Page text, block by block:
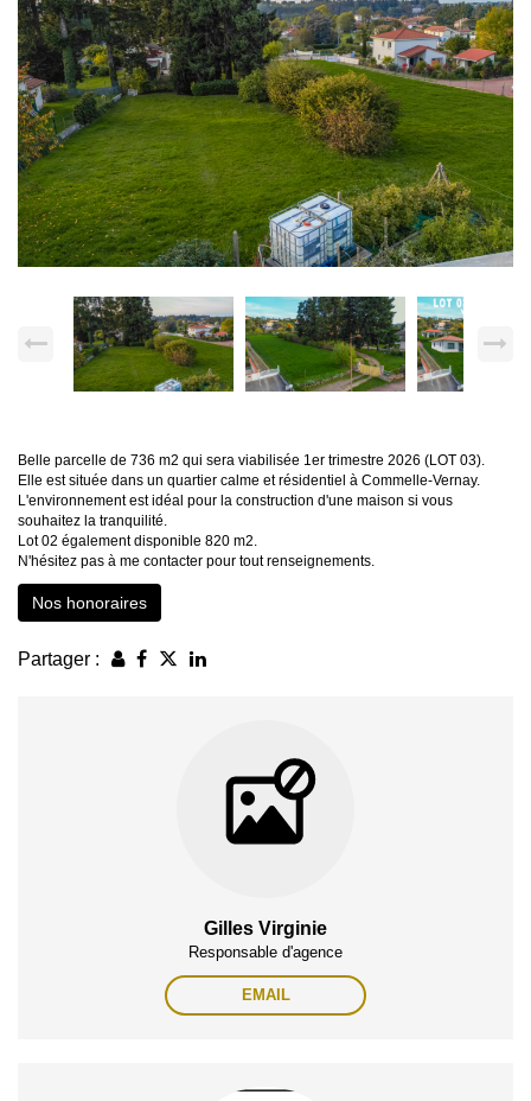
Belle parcelle de 736 m2 qui sera viabilisée 1er trimestre 2026 (LOT 03).
Elle est située dans un quartier calme et résidentiel à Commelle-Vernay.
L'environnement est idéal pour la construction d'une maison si vous
souhaitez la tranquilité.
Lot 02 également disponible 820 m2.
N'hésitez pas à me contacter pour tout renseignements.
Nos honoraires
Partager :
Gilles Virginie
Responsable d'agence
EMAIL